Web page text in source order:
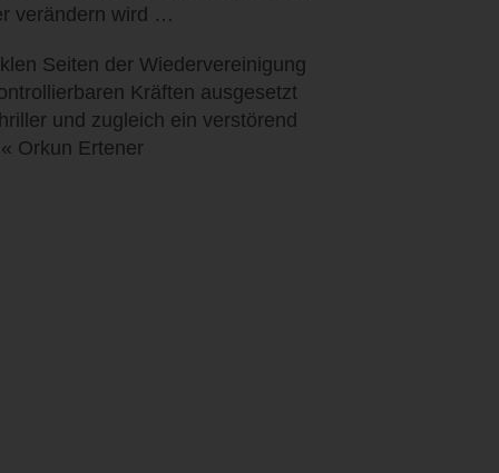
verändern wird …
Seiten der Wiedervereinigung
Kräften ausgesetzt
und zugleich ein verstörend
Orkun Ertener